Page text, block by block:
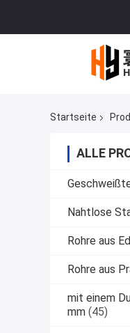
Startseite
ALLE
Nahtlose
Rohre aus
Rohre aus
mit einem
mm (45)